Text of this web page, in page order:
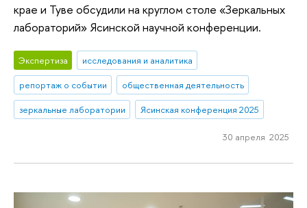
крае и Туве обсудили на круглом столе «Зеркальных
лабораторий» Ясинской научной конференции.
Экспертиза
исследования и аналитика
репортаж о событии
общественная деятельность
зеркальные лаборатории
Ясинская конференция 2025
30 апреля 2025